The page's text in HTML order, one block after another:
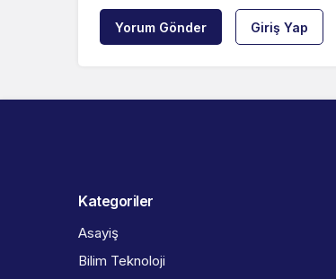
Yorum Gönder Giriş Yap
Kategoriler
Asayiş
Bilim Teknoloji